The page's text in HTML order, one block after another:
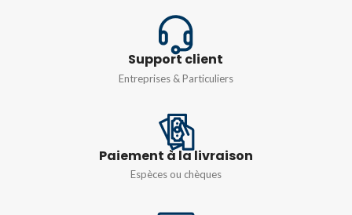
PUISSANCE
Support client
Entreprises & Particuliers
Paiement à la livraison
Espèces ou chèques